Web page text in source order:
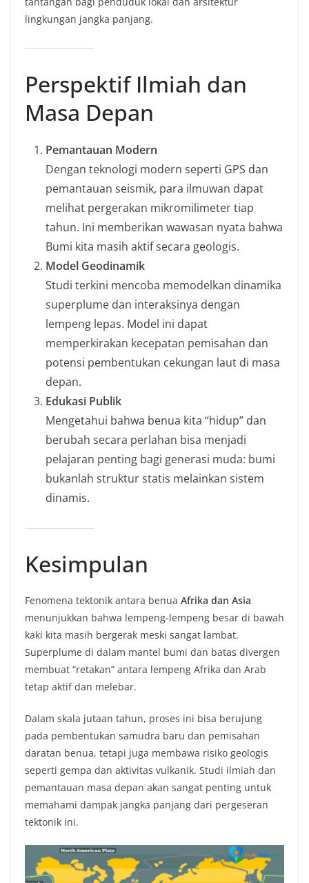
lingkungan jangka panjang.
Perspektif Ilmiah dan
Masa Depan
Pemantauan Modern
Dengan teknologi modern seperti GPS dan
pemantauan seismik, para ilmuwan dapat
melihat pergerakan mikromilimeter tiap
tahun. Ini memberikan wawasan nyata bahwa
Bumi kita masih aktif secara geologis.
Model Geodinamik
Studi terkini mencoba memodelkan dinamika
superplume dan interaksinya dengan
lempeng lepas. Model ini dapat
memperkirakan kecepatan pemisahan dan
potensi pembentukan cekungan laut di masa
depan.
Edukasi Publik
Mengetahui bahwa benua kita “hidup” dan
berubah secara perlahan bisa menjadi
pelajaran penting bagi generasi muda: bumi
bukanlah struktur statis melainkan sistem
dinamis.
Kesimpulan
Fenomena tektonik antara benua Afrika dan Asia
menunjukkan bahwa lempeng-lempeng besar di bawah
kaki kita masih bergerak meski sangat lambat.
Superplume di dalam mantel bumi dan batas divergen
membuat “retakan” antara lempeng Afrika dan Arab
tetap aktif dan melebar.
Dalam skala jutaan tahun, proses ini bisa berujung
pada pembentukan samudra baru dan pemisahan
daratan benua, tetapi juga membawa risiko geologis
seperti gempa dan aktivitas vulkanik. Studi ilmiah dan
pemantauan masa depan akan sangat penting untuk
memahami dampak jangka panjang dari pergeseran
tektonik ini.